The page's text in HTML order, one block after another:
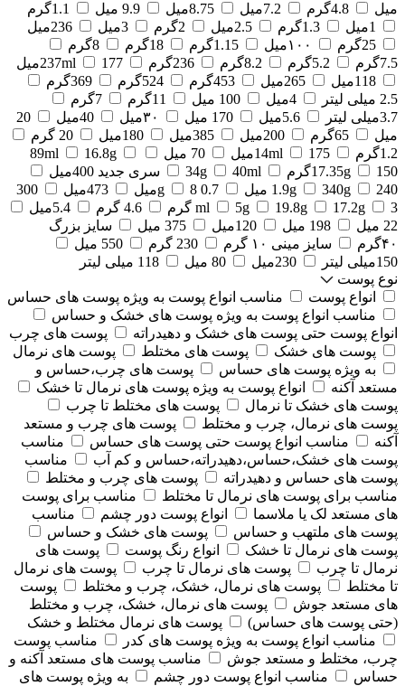
میل
4.8گرم 7.2میل 8.75میل 9.9 میل
1.1گرم
1میل
1.3گرم 2.5میل 2گرم 3میل
236میل
25گرم
۱۰۰میل 1.15گرم 18گرم
8گرم
7.5گرم
5.2گرم 8.2گرم 236گرم 237ml
177میل
118میل
265میل 453گرم 524گرم
369گرم
2.5 میلی لیتر
4میل 100 میل 11گرم
7گرم
3.7میلی لیتر
5.6میل 170 میل ۳۰میل 40میل
20
میل
65گرم 200میل 385میل 180میل
20 گرم
1.2گرم
14ml 175میل 70 میل 89ml
16.8g
17.35g
150گرم 34g 40ml
سری جدید 400میل
1.9g
340g 240 میل 0.7 g 8میل 473میل
300
ml
5g 19.8g 17.2g 3 گرم 4.6 گرم
5.4میل
22 میل
198 میل 120میل 375 میل
سایز بزرگ
۴۰گرم
سایز مینی ۱۰ گرم 230 گرم
550 میل
150میلی لیتر
230میل 80 میل
118 میلی لیتر
نوع پوست
انواع پوست
مناسب انواع پوست به ویژه پوست های حساس
مناسب انواع پوست به ویژه پوست های خشک و حساس
انواع پوست حتی پوست های خشک و دهیدراته
پوست های چرب
پوست های خشک
پوست های مختلط
پوست های نرمال
به ویژه پوست های حساس
پوست های چرب،حساس و
مستعد آکنه
انواع پوست به ویژه پوست های نرمال تا خشک
پوست های خشک تا نرمال
پوست های مختلط تا چرب
پوست های نرمال، چرب و مختلط
پوست های چرب و مستعد
آکنه
مناسب انواع پوست حتی پوست های حساس
مناسب
پوست های خشک،حساس،دهیدراته،حساس و کم آب
مناسب
پوست های حساس و دهیدراته
پوست های چرب و مختلط
مناسب برای پوست های نرمال تا مختلط
مناسب برای پوست
های مستعد لک یا ملاسما
انواع پوست دور چشم
مناسب
پوست های ملتهب و حساس
پوست های خشک و حساس
پوست های نرمال تا خشک
انواع رنگ پوست
پوست های
نرمال تا چرب
پوست های نرمال تا چرب
پوست های نرمال
تا مختلط
پوست های نرمال، خشک، چرب و مختلط
پوست
های مستعد جوش
پوست های نرمال، خشک، چرب و مختلط
(حتی پوست های حساس)
پوست های نرمال مختلط و خشک
مناسب انواع پوست به ویژه پوست های کدر
مناسب پوست
چرب، مختلط و مستعد جوش
مناسب پوست های مستعد آکنه و
حساس
مناسب انواع پوست دور چشم
به ویژه پوست های